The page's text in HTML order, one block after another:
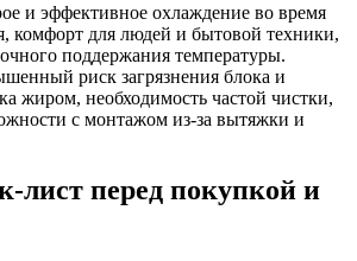
и эффективное охлаждение во время
комфорт для людей и бытовой техники,
поддержания температуры.
риск загрязнения блока и
жиром, необходимость частой чистки,
с монтажом из-за вытяжки и
лист перед покупкой и